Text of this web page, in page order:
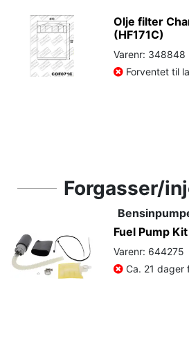
Olje filter
(HF171C)
Varenr: 348848
Forventet til
Forgasser/
Fuel Pump Kit
Varenr: 644275
Ca. 21 dager